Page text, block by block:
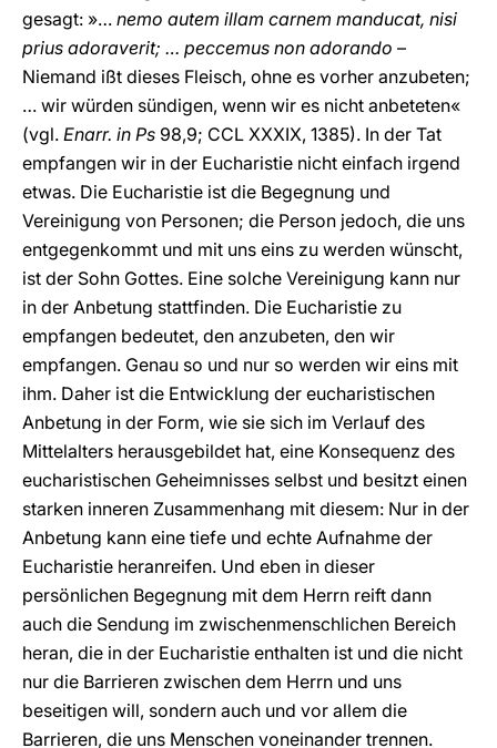
gesagt: »… nemo autem illam carnem manducat, nisi
prius adoraverit; … peccemus non adorando –
Niemand ißt dieses Fleisch, ohne es vorher anzubeten;
… wir würden sündigen, wenn wir es nicht anbeteten«
(vgl. Enarr. in Ps 98,9; CCL XXXIX, 1385). In der Tat
empfangen wir in der Eucharistie nicht einfach irgend
etwas. Die Eucharistie ist die Begegnung und
Vereinigung von Personen; die Person jedoch, die uns
entgegenkommt und mit uns eins zu werden wünscht,
ist der Sohn Gottes. Eine solche Vereinigung kann nur
in der Anbetung stattfinden. Die Eucharistie zu
empfangen bedeutet, den anzubeten, den wir
empfangen. Genau so und nur so werden wir eins mit
ihm. Daher ist die Entwicklung der eucharistischen
Anbetung in der Form, wie sie sich im Verlauf des
Mittelalters herausgebildet hat, eine Konsequenz des
eucharistischen Geheimnisses selbst und besitzt einen
starken inneren Zusammenhang mit diesem: Nur in der
Anbetung kann eine tiefe und echte Aufnahme der
Eucharistie heranreifen. Und eben in dieser
persönlichen Begegnung mit dem Herrn reift dann
auch die Sendung im zwischenmenschlichen Bereich
heran, die in der Eucharistie enthalten ist und die nicht
nur die Barrieren zwischen dem Herrn und uns
beseitigen will, sondern auch und vor allem die
Barrieren, die uns Menschen voneinander trennen.